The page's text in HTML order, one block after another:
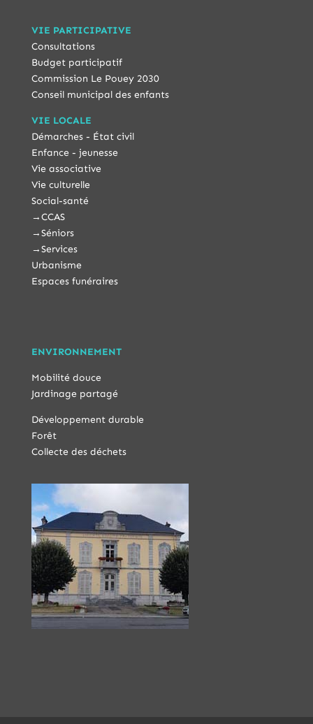
VIE PARTICIPATIVE
Consultations
Budget participatif
Commission Le Pouey 2030
Conseil municipal des enfants
VIE LOCALE
Démarches - État civil
Enfance - jeunesse
Vie associative
Vie culturelle
Social-santé
→CCAS
→Séniors
→Services
Urbanisme
Espaces funéraires
ENVIRONNEMENT
Mobilité douce
Jardinage partagé
Développement durable
Forêt
Collecte des déchets